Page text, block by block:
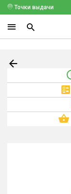
Точки выдачи